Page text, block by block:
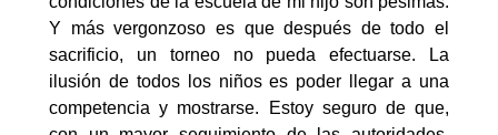
Y más vergonzoso es que después de todo el
sacrificio, un torneo no pueda efectuarse. La
ilusión de todos los niños es poder llegar a una
competencia y mostrarse. Estoy seguro de que,